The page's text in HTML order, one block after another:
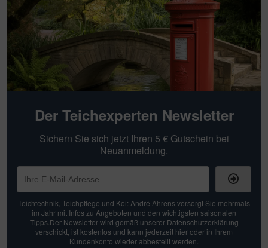
Der Teichexperten Newsletter
Sichern Sie sich jetzt Ihren 5 € Gutschein bei
Neuanmeldung.
Teichtechnik, Teichpflege und Koi: André Ahrens versorgt Sie mehrmals
im Jahr mit Infos zu Angeboten und den wichtigsten saisonalen
Tipps.Der Newsletter wird gemäß unserer Datenschutzerklärung
verschickt, ist kostenlos und kann jederzeit hier oder in Ihrem
Kundenkonto wieder abbestellt werden.